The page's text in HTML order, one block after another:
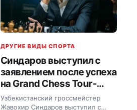
ДРУГИЕ ВИДЫ СПОРТА
Синдаров выступил с
заявлением после успеха
на Grand Chess Tour-
2026 в США
Узбекистанский гроссмейстер
Жавохир Синдаров выступил с